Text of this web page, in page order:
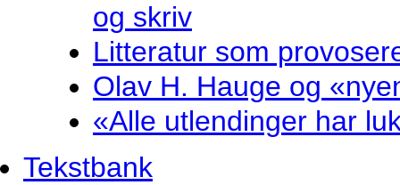
og skriv
Litteratur som
Olav H. Hauge og
«Alle utlendinger har
Tekstbank